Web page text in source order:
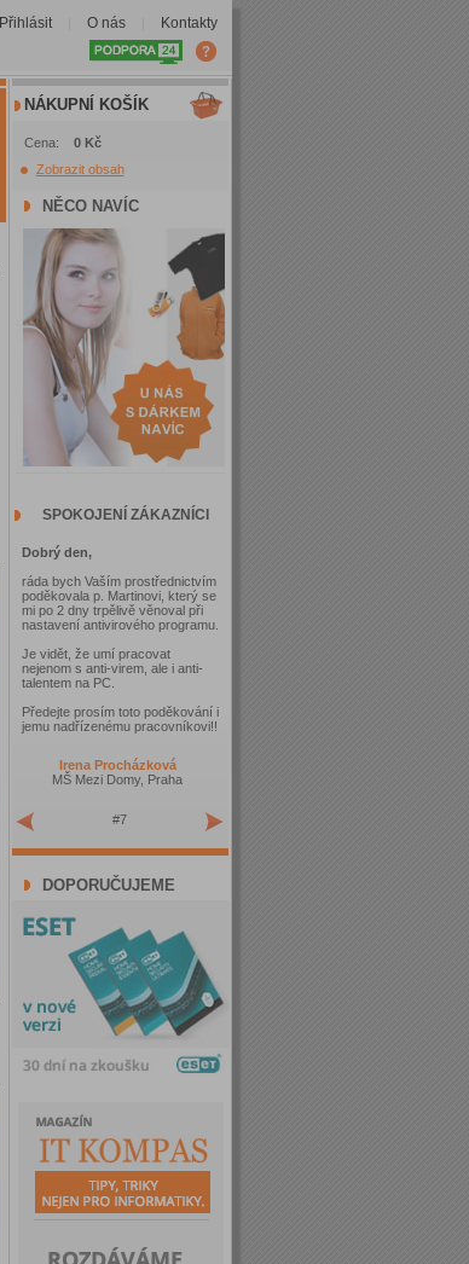
Přihlásit O nás Kontakty
NÁKUPNÍ KOŠÍK
Cena: 0 Kč
Zobrazit obsah
NĚCO NAVÍC
SPOKOJENÍ ZÁKAZNÍCI
Dobrý den,
ráda bych Vaším prostřednictvím
poděkovala p. Martinovi, který se
mi po 2 dny trpělivě věnoval při
nastavení antivirového programu.
Je vidět, že umí pracovat
nejenom s anti-virem, ale i anti-
talentem na PC.
Předejte prosím toto poděkování i
jemu nadřízenému pracovníkovi!!
Irena Procházková
MŠ Mezi Domy, Praha
#7
DOPORUČUJEME